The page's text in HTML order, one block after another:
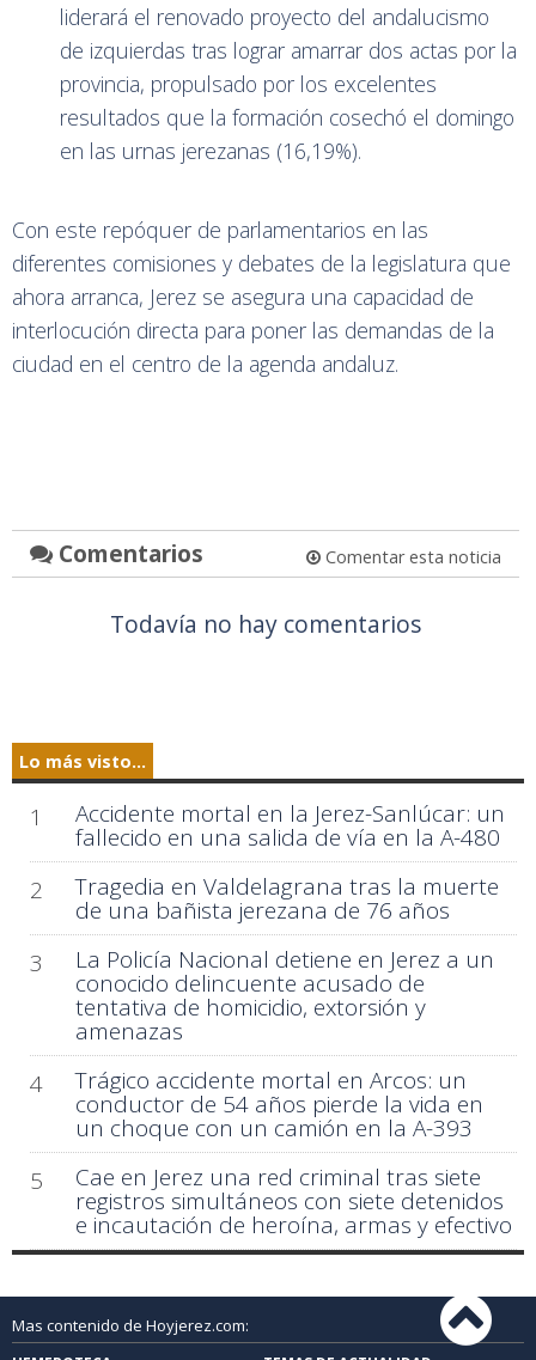
liderará el renovado proyecto del andalucismo
de izquierdas tras lograr amarrar dos actas por la
provincia, propulsado por los excelentes
resultados que la formación cosechó el domingo
en las urnas jerezanas (16,19%).
Con este repóquer de parlamentarios en las
diferentes comisiones y debates de la legislatura que
ahora arranca, Jerez se asegura una capacidad de
interlocución directa para poner las demandas de la
ciudad en el centro de la agenda andaluz.
Comentarios Comentar esta noticia
Todavía no hay comentarios
Lo más visto...
1 Accidente mortal en la Jerez-Sanlúcar: un
fallecido en una salida de vía en la A-480
2
Tragedia en Valdelagrana tras la muerte
de una bañista jerezana de 76 años
3
La Policía Nacional detiene en Jerez a un
conocido delincuente acusado de
tentativa de homicidio, extorsión y
amenazas
4
Trágico accidente mortal en Arcos: un
conductor de 54 años pierde la vida en
un choque con un camión en la A-393
5
Cae en Jerez una red criminal tras siete
registros simultáneos con siete detenidos
e incautación de heroína, armas y efectivo
Mas contenido de Hoyjerez.com: